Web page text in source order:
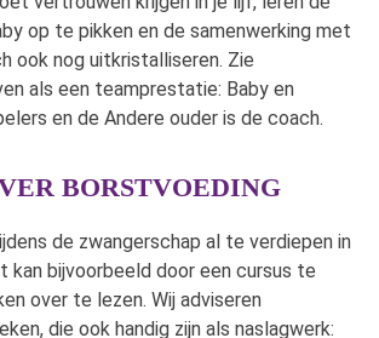
op te pikken en de samenwerking met
ook nog uitkristalliseren. Zie
als een teamprestatie: Baby en
en de Andere ouder is de coach.
BORSTVOEDING
de zwangerschap al te verdiepen in
kan bijvoorbeeld door een cursus te
over te lezen. Wij adviseren
die ook handig zijn als naslagwerk: